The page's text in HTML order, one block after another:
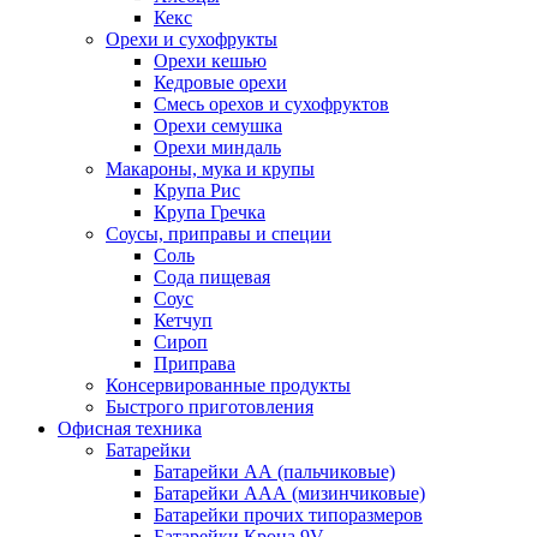
Кекс
Орехи и сухофрукты
Орехи кешью
Кедровые орехи
Смесь орехов и сухофруктов
Орехи семушка
Орехи миндаль
Макароны, мука и крупы
Крупа Рис
Крупа Гречка
Соусы, приправы и специи
Соль
Сода пищевая
Соус
Кетчуп
Сироп
Приправа
Консервированные продукты
Быстрого приготовления
Офисная техника
Батарейки
Батарейки АА (пальчиковые)
Батарейки ААА (мизинчиковые)
Батарейки прочих типоразмеров